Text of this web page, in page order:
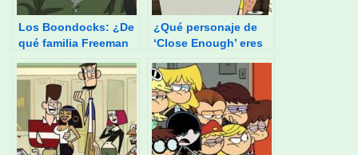
Los Boondocks: ¿De
qué familia Freeman
¿Qué personaje de
‘Close Enough’ eres